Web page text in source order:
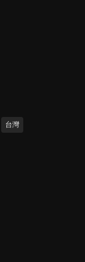
台灣